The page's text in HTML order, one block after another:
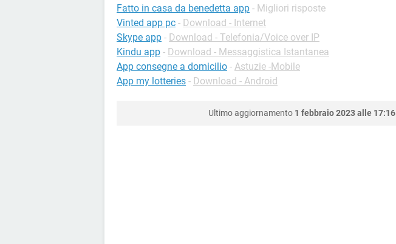
Fatto in casa da benedetta app - Migliori risposte
Vinted app pc - Download - Internet
Skype app - Download - Telefonia/Voice over IP
Kindu app - Download - Messaggistica Istantanea
App consegne a domicilio - Astuzie -Mobile
App my lotteries - Download - Android
Ultimo aggiornamento 1 febbraio 2023 alle 17:16